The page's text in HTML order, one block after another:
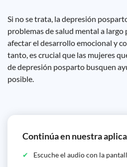
Si no se trata, la depresión
problemas de salud mental a largo
afectar el desarrollo emocional y
tanto, es crucial que las mujeres
de depresión posparto busquen
posible.
Continúa en nuestra
Escuche el audio con la